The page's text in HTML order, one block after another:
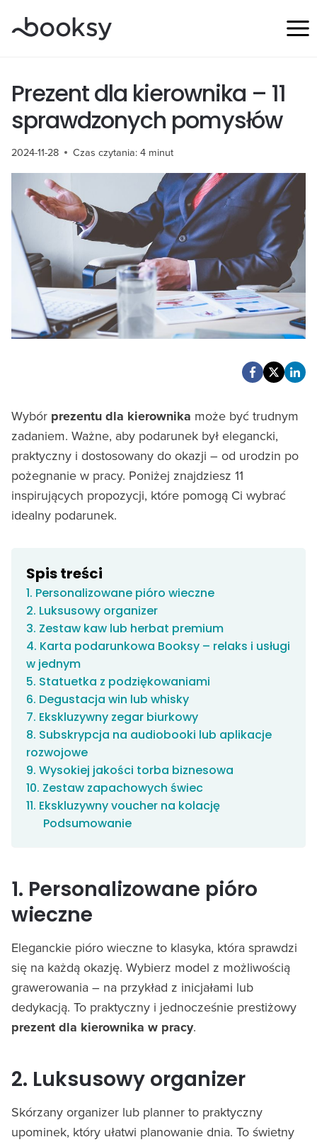
do
Prezent dla kierownika – 11
sprawdzonych pomysłów
2024-11-28 Czas czytania:4 minut
Wybór prezentu dla kierownika może być trudnym
zadaniem. Ważne, aby podarunek był elegancki,
praktyczny i dostosowany do okazji – od urodzin po
pożegnanie w pracy. Poniżej znajdziesz 11
inspirujących propozycji, które pomogą Ci wybrać
idealny podarunek.
Spis treści
1. Personalizowane pióro wieczne
2. Luksusowy organizer
3. Zestaw kaw lub herbat premium
4. Karta podarunkowa Booksy – relaks i usługi
w jednym
5. Statuetka z podziękowaniami
6. Degustacja win lub whisky
7. Ekskluzywny zegar biurkowy
8. Subskrypcja na audiobooki lub aplikacje
rozwojowe
9. Wysokiej jakości torba biznesowa
10. Zestaw zapachowych świec
11. Ekskluzywny voucher na kolację
Podsumowanie
1. Personalizowane pióro
wieczne
Eleganckie pióro wieczne to klasyka, która sprawdzi
się na każdą okazję. Wybierz model z możliwością
grawerowania – na przykład z inicjałami lub
dedykacją. To praktyczny i jednocześnie prestiżowy
prezent dla kierownika w pracy.
2. Luksusowy organizer
Skórzany organizer lub planner to praktyczny
upominek, który ułatwi planowanie dnia. To świetny